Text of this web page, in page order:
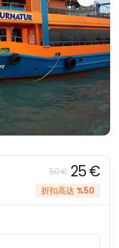
50 € 25 €
折扣高达 %50